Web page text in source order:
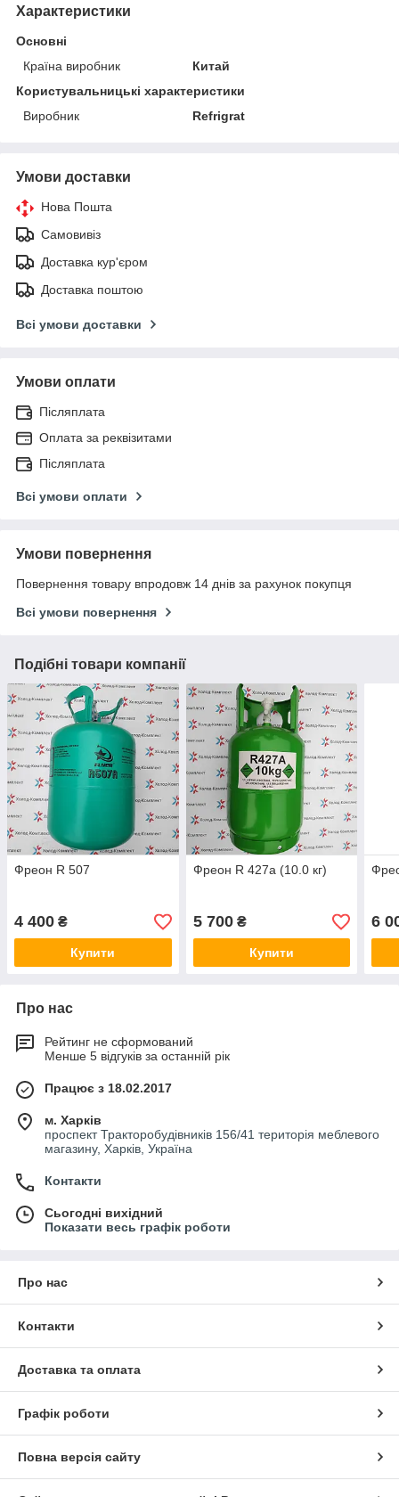
Характеристики
Основні
Країна виробник
Китай
Користувальницькі характеристики
Виробник
Refrigrat
Умови доставки
Нова Пошта
Самовивіз
Доставка кур'єром
Доставка поштою
Всі умови доставки
Умови оплати
Післяплата
Оплата за реквізитами
Післяплата
Всі умови оплати
Умови повернення
Повернення товару впродовж 14 днів за рахунок покупця
Всі умови повернення
Подібні товари компанії
Фреон R 507
4 400 ₴
Купити
Фреон R 427a (10.0 кг)
5 700₴
Купити
6
Про нас
Рейтинг не сформований
Менше 5 відгуків за останній рік
Працює з 18.02.2017
м. Харків
проспект Тракторобудівників 156/41 територія меблевого
магазину, Харків, Україна
Контакти
Сьогодні вихідний
Показати весь графік роботи
Про нас
Контакти
Доставка та оплата
Графік роботи
Повна версія сайту